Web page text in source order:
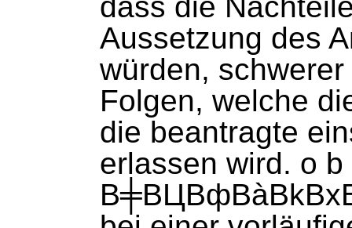
Aussetzung des
würden,
Folgen, welche
die beantragte
erlassen wird. o